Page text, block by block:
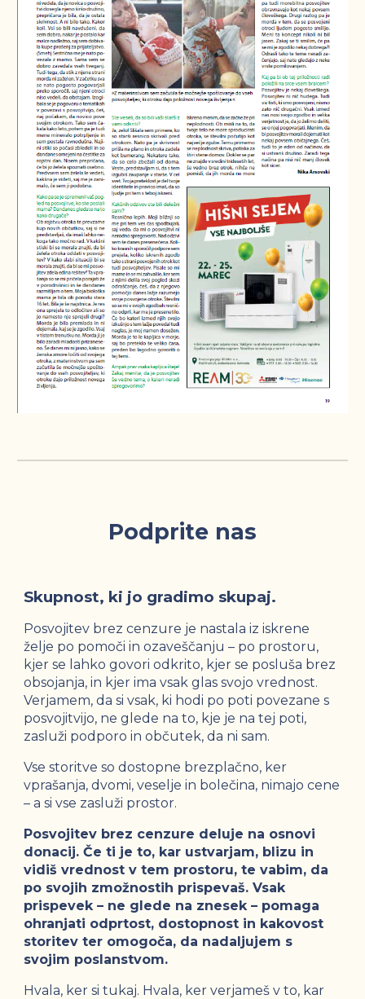
Podprite nas
Skupnost, ki jo gradimo skupaj.
Posvojitev brez cenzure je nastala iz iskrene
želje po pomoči in ozaveščanju – po prostoru,
kjer se lahko govori odkrito, kjer se posluša brez
obsojanja, in kjer ima vsak glas svojo vrednost.
Verjamem, da si vsak, ki hodi po poti povezane s
posvojitvijo, ne glede na to, kje je na tej poti,
zasluži podporo in občutek, da ni sam.
Vse storitve so dostopne brezplačno, ker
vprašanja, dvomi, veselje in bolečina, nimajo cene
– a si vse zasluži prostor.
Posvojitev brez cenzure deluje na osnovi
donacij. Če ti je to, kar ustvarjam, blizu in
vidiš vrednost v tem prostoru, te vabim, da
po svojih zmožnostih prispevaš. Vsak
prispevek – ne glede na znesek – pomaga
ohranjati odprtost, dostopnost in kakovost
storitev ter omogoča, da nadaljujem s
svojim poslanstvom.
Hvala, ker si tukaj. Hvala, ker verjameš v to, kar